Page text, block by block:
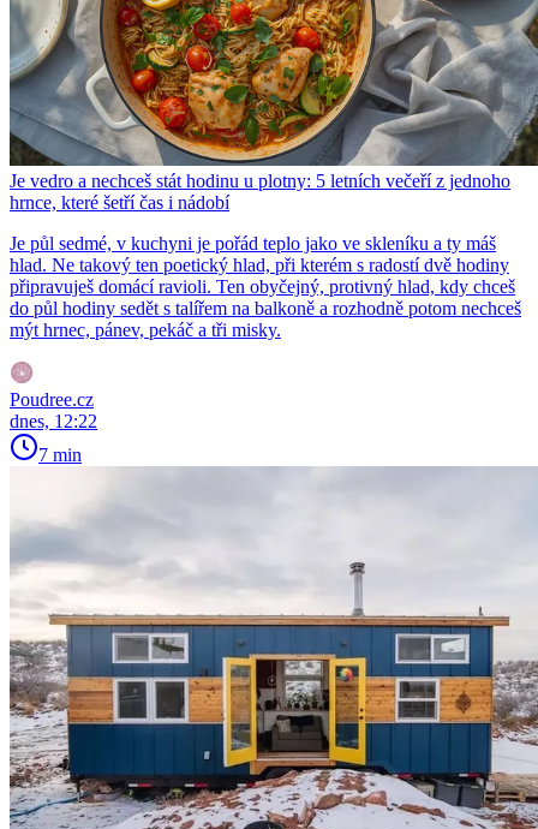
Je vedro a nechceš stát hodinu u plotny: 5 letních večeří z jednoho
hrnce, které šetří čas i nádobí
Je půl sedmé, v kuchyni je pořád teplo jako ve skleníku a ty máš
hlad. Ne takový ten poetický hlad, při kterém s radostí dvě hodiny
připravuješ domácí ravioli. Ten obyčejný, protivný hlad, kdy chceš
do půl hodiny sedět s talířem na balkoně a rozhodně potom nechceš
mýt hrnec, pánev, pekáč a tři misky.
Poudree.cz
dnes, 12:22
7 min